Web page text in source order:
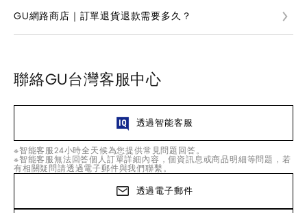
GU網路商店｜訂單退貨退款需要多久？
聯絡GU台灣客服中心
透過智能客服
※智能客服24小時全天候為您提供常見問題回答。
※智能客服無法回答個人訂單詳細內容，個資訊息或商品明細等問題，若
有相關疑問請透過電子郵件與我們聯繫。
透過電子郵件